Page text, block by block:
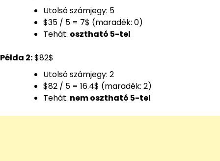
Utolsó számjegy: 5
$35 / 5 = 7$ (maradék: 0)
Tehát: osztható 5-tel
Példa 2:$82$
Utolsó számjegy: 2
$82 / 5 = 16.4$ (maradék: 2)
Tehát: nem osztható 5-tel